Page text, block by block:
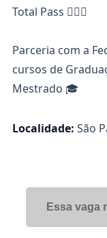
Total Pass 🏋🏽‍♀️
Parceria com a
cursos de
Mestrado 🎓
Localidade: São
Essa vaga